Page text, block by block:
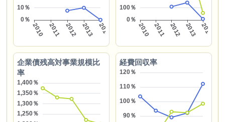
企業債残高対事業規模比
率
経費回収率